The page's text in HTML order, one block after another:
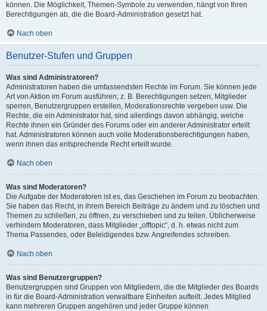
können. Die Möglichkeit, Themen-Symbole zu verwenden, hängt von Ihren
Berechtigungen ab, die die Board-Administration gesetzt hat.
Nach oben
Benutzer-Stufen und Gruppen
Was sind Administratoren?
Administratoren haben die umfassendsten Rechte im Forum. Sie können jede
Art von Aktion im Forum ausführen; z. B. Berechtigungen setzen, Mitglieder
sperren, Benutzergruppen erstellen, Moderationsrechte vergeben usw. Die
Rechte, die ein Administrator hat, sind allerdings davon abhängig, welche
Rechte ihnen ein Gründer des Forums oder ein anderer Administrator erteilt
hat. Administratoren können auch volle Moderationsberechtigungen haben,
wenn ihnen das entsprechende Recht erteilt wurde.
Nach oben
Was sind Moderatoren?
Die Aufgabe der Moderatoren ist es, das Geschehen im Forum zu beobachten.
Sie haben das Recht, in ihrem Bereich Beiträge zu ändern und zu löschen und
Themen zu schließen, zu öffnen, zu verschieben und zu teilen. Üblicherweise
verhindern Moderatoren, dass Mitglieder „offtopic“, d. h. etwas nicht zum
Thema Passendes, oder Beleidigendes bzw. Angreifendes schreiben.
Nach oben
Was sind Benutzergruppen?
Benutzergruppen sind Gruppen von Mitgliedern, die die Mitglieder des Boards
in für die Board-Administration verwaltbare Einheiten aufteilt. Jedes Mitglied
kann mehreren Gruppen angehören und jeder Gruppe können